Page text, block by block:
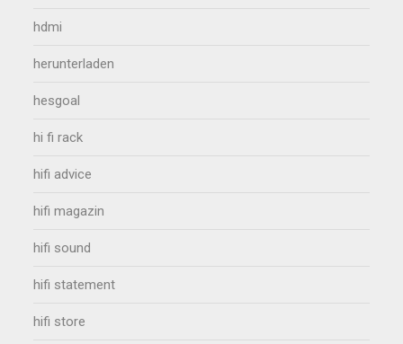
hdmi
herunterladen
hesgoal
hi fi rack
hifi advice
hifi magazin
hifi sound
hifi statement
hifi store